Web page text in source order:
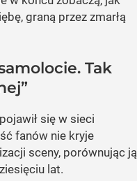
graną przez zmarłą
Tak
się w sieci
fanów nie kryje
sceny, porównując ją
lat.